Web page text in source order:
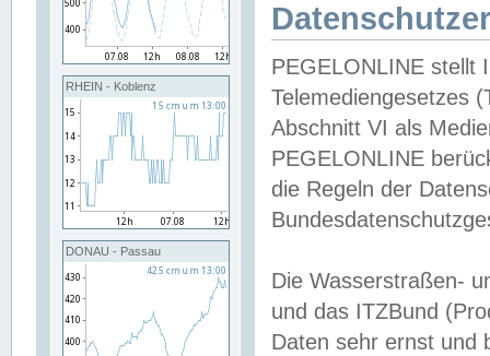
RHEIN - Koblenz
DONAU - Passau
PEGELONLINE stellt
Telemediengesetzes
Abschnitt VI als
PEGELONLINE
die Regeln der
Die Wasserstraßen-
und das ITZBund
Daten sehr ernst und